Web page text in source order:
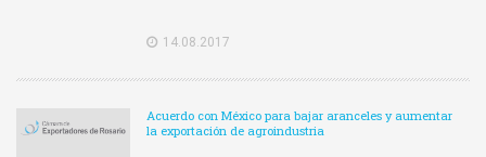
14.08.2017
Acuerdo con México para bajar aranceles y aumentar
la exportación de agroindustria